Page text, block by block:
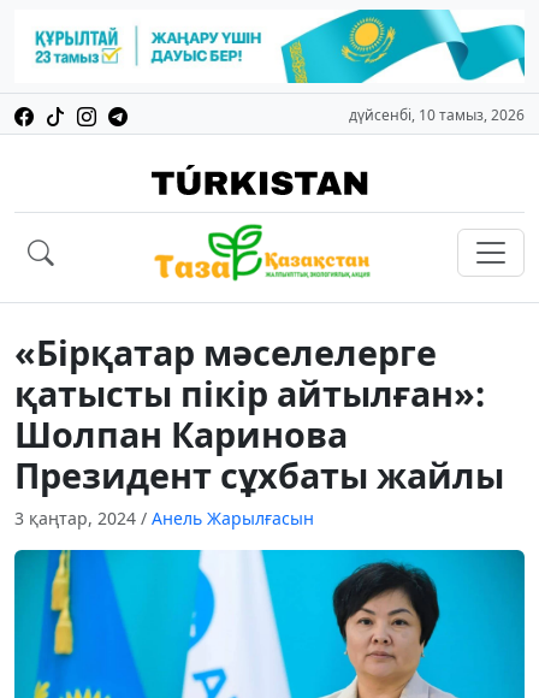
дүйсенбі, 10 тамыз, 2026
«Бірқатар мәселелерге
қатысты пікір айтылған»:
Шолпан Каринова
Президент сұхбаты жайлы
3 қаңтар, 2024 / Анель Жарылғасын